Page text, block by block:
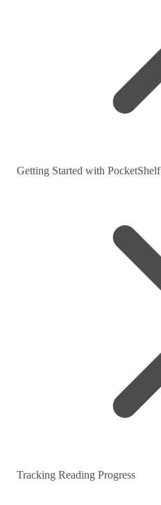
Getting Started with PocketShelf
Tracking Reading Progress